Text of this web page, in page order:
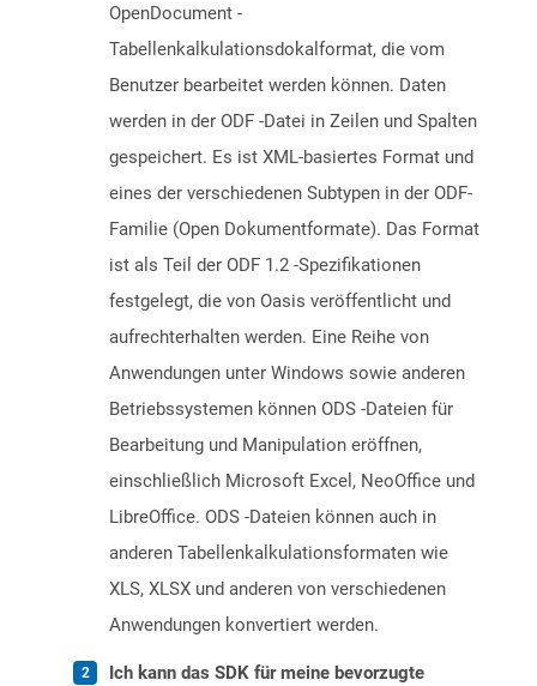
OpenDocument -
Tabellenkalkulationsdokalformat, die vom
Benutzer bearbeitet werden können. Daten
werden in der ODF -Datei in Zeilen und Spalten
gespeichert. Es ist XML-basiertes Format und
eines der verschiedenen Subtypen in der ODF-
Familie (Open Dokumentformate). Das Format
ist als Teil der ODF 1.2 -Spezifikationen
festgelegt, die von Oasis veröffentlicht und
aufrechterhalten werden. Eine Reihe von
Anwendungen unter Windows sowie anderen
Betriebssystemen können ODS -Dateien für
Bearbeitung und Manipulation eröffnen,
einschließlich Microsoft Excel, NeoOffice und
LibreOffice. ODS -Dateien können auch in
anderen Tabellenkalkulationsformaten wie
XLS, XLSX und anderen von verschiedenen
Anwendungen konvertiert werden.
Ich kann das SDK für meine bevorzugte